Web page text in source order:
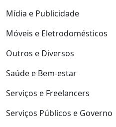
Mídia e Publicidade
Móveis e Eletrodomésticos
Outros e Diversos
Saúde e Bem-estar
Serviços e Freelancers
Serviços Públicos e Governo